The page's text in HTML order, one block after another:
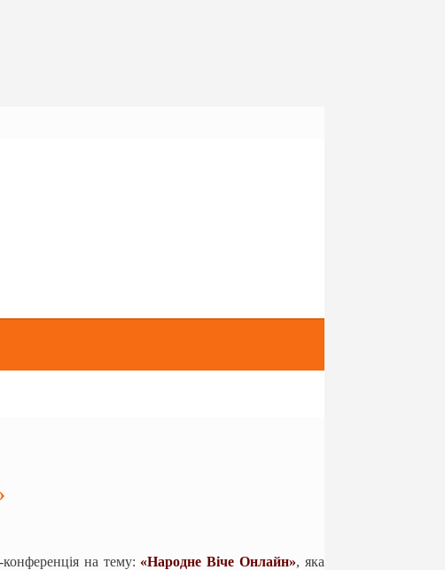
на тему: «Народне Віче Онлайн», яка